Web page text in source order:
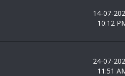
14-07-
10:12
24-07-
11:51